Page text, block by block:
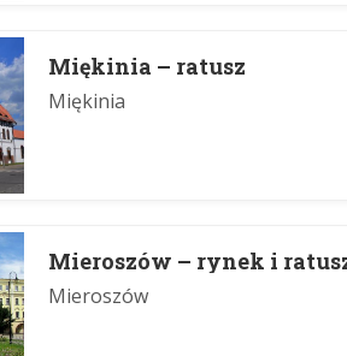
Miękinia – ratusz
Miękinia
Mieroszów – rynek i
Mieroszów